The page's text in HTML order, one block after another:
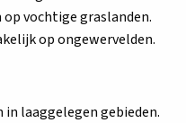
vochtige graslanden.
op ongewervelden.
laaggelegen gebieden.